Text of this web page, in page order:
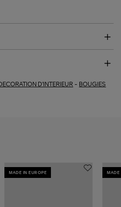
DECORATION D'INTERIEUR - BOUGIES
MADE IN EUROPE MADE